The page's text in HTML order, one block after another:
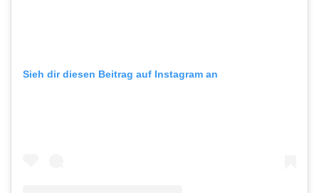
Sieh dir diesen Beitrag auf Instagram an